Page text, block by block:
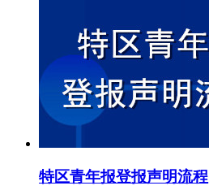
特区青年报登报声明流程